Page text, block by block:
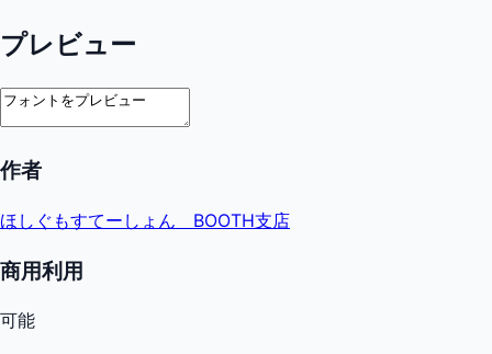
プレビュー
作者
ほしぐもすてーしょん BOOTH支店
商用利用
可能